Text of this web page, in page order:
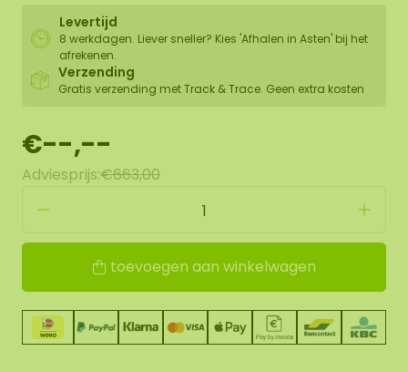
Levertijd
8 werkdagen. Liever sneller? Kies 'Afhalen in Asten' bij het
afrekenen.
Verzending
Gratis verzending met Track & Trace. Geen extra kosten
€--,--
Adviesprijs:€663,00
toevoegen aan winkelwagen